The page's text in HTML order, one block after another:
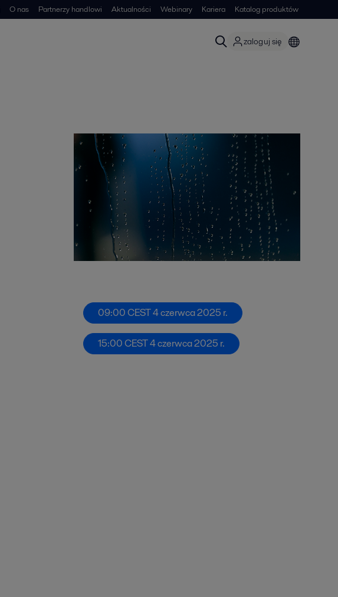
O nas Partnerzy handlowi Aktualności Webinary Kariera Katalog produktów
zaloguj się
09:00 CEST 4 czerwca 2025 r.
15:00 CEST 4 czerwca 2025 r.